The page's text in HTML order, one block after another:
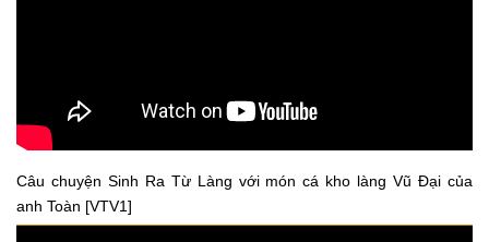
Câu chuyện Sinh Ra Từ Làng với món cá kho làng Vũ Đại của
anh Toàn [VTV1]